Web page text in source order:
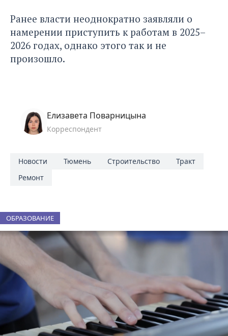
Ранее власти неоднократно заявляли о
намерении приступить к работам в 2025–
2026 годах, однако этого так и не
произошло.
Елизавета Поварницына
Корреспондент
Новости Тюмень Строительство
Тракт
Ремонт
ОБРАЗОВАНИЕ